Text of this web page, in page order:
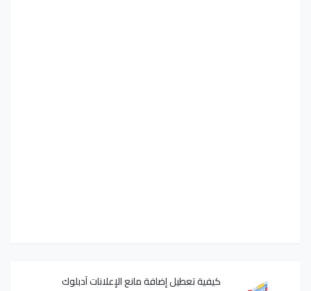
كيفية تعطيل إضافة مانع الإعلانات آدبلوك